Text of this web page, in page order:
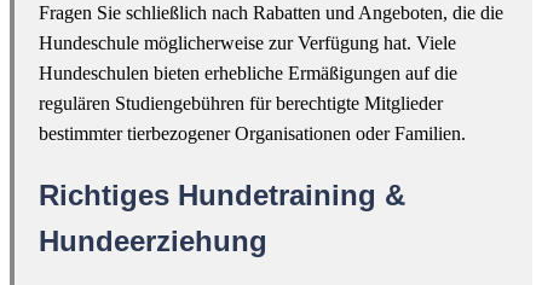
Fragen Sie schließlich nach Rabatten und Angeboten, die die
Hundeschule möglicherweise zur Verfügung hat. Viele
Hundeschulen bieten erhebliche Ermäßigungen auf die
regulären Studiengebühren für berechtigte Mitglieder
bestimmter tierbezogener Organisationen oder Familien.
Richtiges Hundetraining &
Hundeerziehung